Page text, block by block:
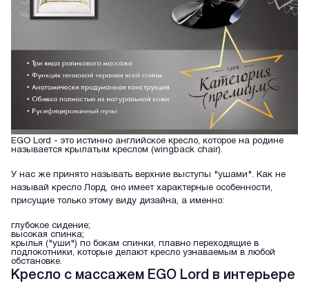
EGO Lord - это истинно английское кресло, которое на родине
называется крылатым креслом (wingback chair).
У нас же принято называть верхние выступы "ушами". Как не
называй кресло Лорд, оно имеет характерные особенности,
присущие только этому виду дизайна, а именно:
глубокое сидение;
высокая спинка;
крылья ("уши") по бокам спинки, плавно переходящие в
подлокотники, которые делают кресло узнаваемым в любой
обстановке.
Кресло с массажем EGO Lord в интерьере